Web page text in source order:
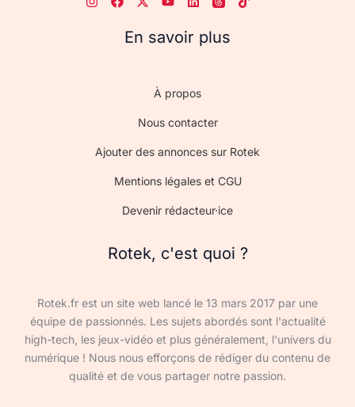
En savoir plus
À propos
Nous contacter
Ajouter des annonces sur Rotek
Mentions légales et CGU
Devenir rédacteur·ice
Rotek, c'est quoi ?
Rotek.fr est un site web lancé le 13 mars 2017 par une
équipe de passionnés. Les sujets abordés sont l'actualité
high-tech, les jeux-vidéo et plus généralement, l'univers du
numérique ! Nous nous efforçons de rédiger du contenu de
qualité et de vous partager notre passion.